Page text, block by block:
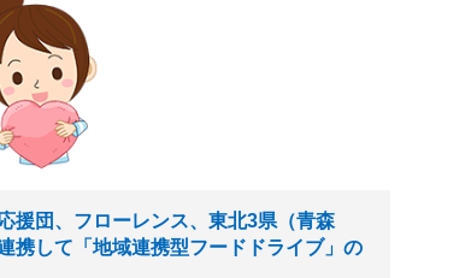
援団、フローレンス、東北3県（青森
携して「地域連携型フードドライブ」の